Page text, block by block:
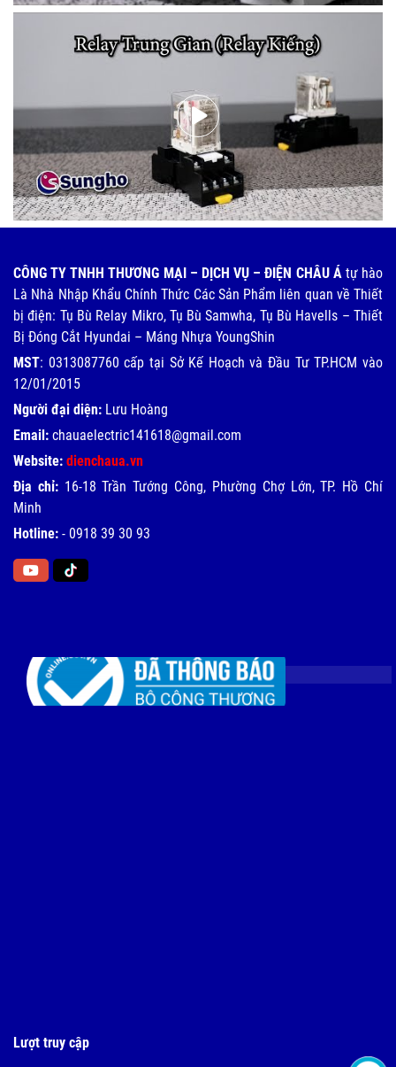
CÔNG TY TNHH THƯƠNG MẠI – DỊCH VỤ – ĐIỆN CHÂU Átự hào
Là Nhà Nhập Khẩu Chính Thức Các Sản Phẩm liên quan về Thiết
bị điện: Tụ Bù Relay Mikro, Tụ Bù Samwha, Tụ Bù Havells – Thiết
Bị Đóng Cắt Hyundai – Máng Nhựa YoungShin
MST: 0313087760 cấp tại Sở Kế Hoạch và Đầu Tư TP.HCM vào
12/01/2015
Người đại diện: Lưu Hoàng
Email: chauaelectric141618@gmail.com
Website: dienchaua.vn
Địa chỉ: 16-18 Trần Tướng Công, Phường Chợ Lớn, TP. Hồ Chí
Minh
Hotline: - 0918 39 30 93
Lượt truy cập